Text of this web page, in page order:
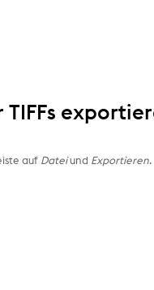
auf Dateiund Exportieren.